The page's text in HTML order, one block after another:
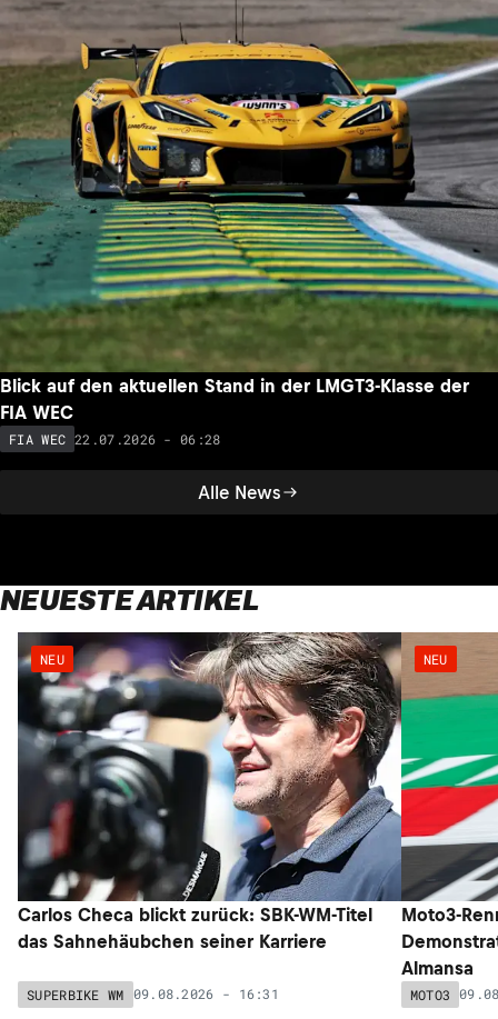
Alle News
Blick auf den aktuellen Stand in der LMGT3-Klasse der
FIA WEC
FIA WEC 22.07.2026 - 06:28
NEUESTE ARTIKEL
NEU
Carlos Checa blickt zurück: SBK-WM-Titel
das Sahnehäubchen seiner Karriere
SUPERBIKE WM 09.08.2026 - 16:31
NEU
Moto3-
Almansa
MOTO3